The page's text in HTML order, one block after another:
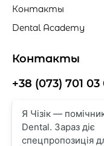
Контакты
Dental Academy
Контакты
+38 (073) 701 03
cheesedent@gmail.com
г. Одесса, ул.